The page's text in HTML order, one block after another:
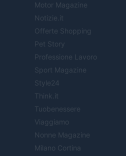
Motor Magazine
Notizie.it
Offerte Shopping
Pet Story
Professione Lavoro
Sport Magazine
Style24
Think.it
Tuobenessere
Viaggiamo
Nonne Magazine
Milano Cortina